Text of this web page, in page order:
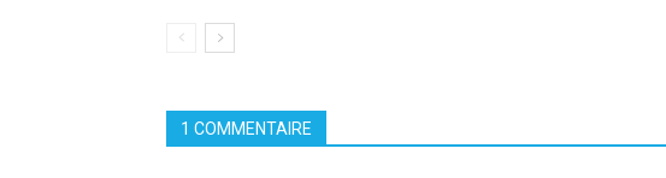
1 COMMENTAIRE